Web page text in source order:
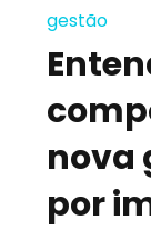
gestão
nova
por